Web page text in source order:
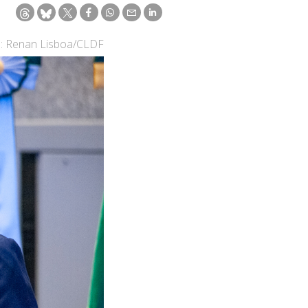
Renan Lisboa/CLDF